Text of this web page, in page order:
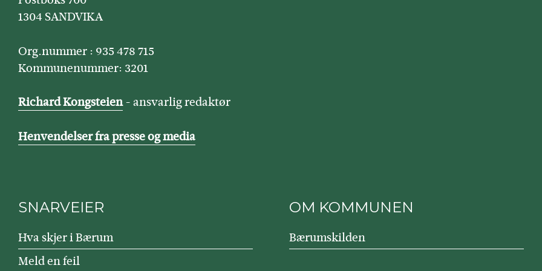
1304 SANDVIKA
Org.nummer : 935 478 715
Kommunenummer: 3201
Richard Kongsteien- ansvarlig redaktør
Henvendelser fra presse og media
SNARVEIER
Hva skjer i Bærum
Meld en feil
OM KOMMUNEN
Bærumskilden